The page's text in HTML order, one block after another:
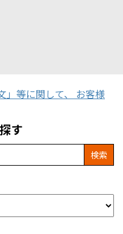
」等に関して、 お客様
す